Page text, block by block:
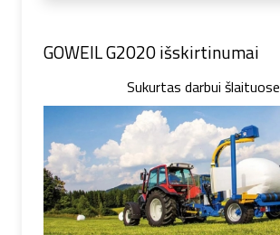
GOWEIL G2020 išskirtinumai
Sukurtas darbui šlaituose